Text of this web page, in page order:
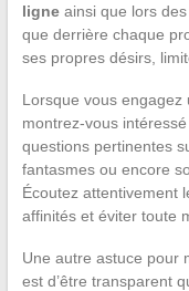
ligneainsi que lors des
que derrière chaque
ses propres désirs,
Lorsque vous engagez
montrez-vous
questions pertinentes
fantasmes ou encore
Écoutez attentivement
affinités et éviter toute
Une autre astuce pour
est d’être transparent